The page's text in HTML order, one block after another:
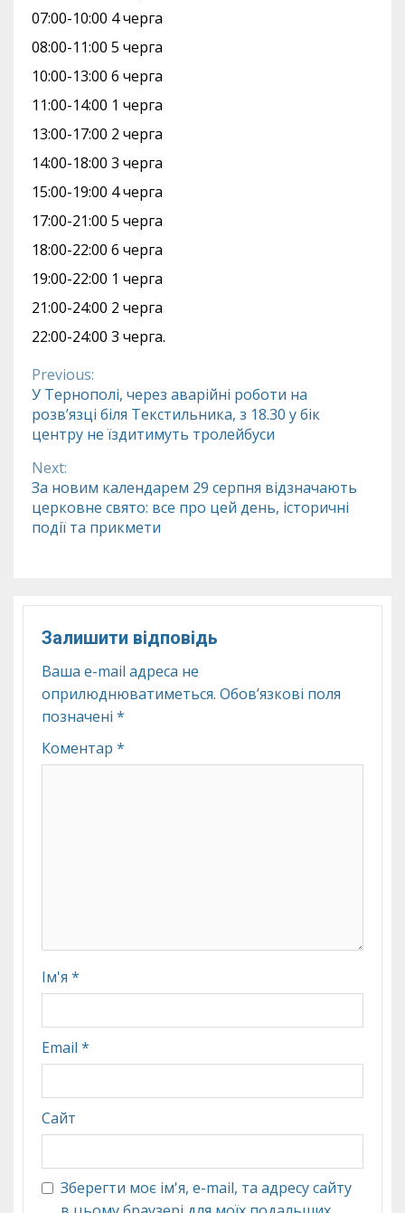
07:00-10:00 4 черга
08:00-11:00 5 черга
10:00-13:00 6 черга
11:00-14:00 1 черга
13:00-17:00 2 черга
14:00-18:00 3 черга
15:00-19:00 4 черга
17:00-21:00 5 черга
18:00-22:00 6 черга
19:00-22:00 1 черга
21:00-24:00 2 черга
22:00-24:00 3 черга.
Continue
Reading
Previous:
У Тернополі, через аварійні роботи на
розв’язці біля Текстильника, з 18.30 у бік
центру не їздитимуть тролейбуси
Next:
За новим календарем 29 серпня відзначають
церковне свято: все про цей день, історичні
події та прикмети
Залишити відповідь
Ваша e-mail адреса не
оприлюднюватиметься. Обов’язкові поля
позначені *
Коментар *
Ім'я *
Email *
Сайт
Зберегти моє ім'я, e-mail, та адресу сайту